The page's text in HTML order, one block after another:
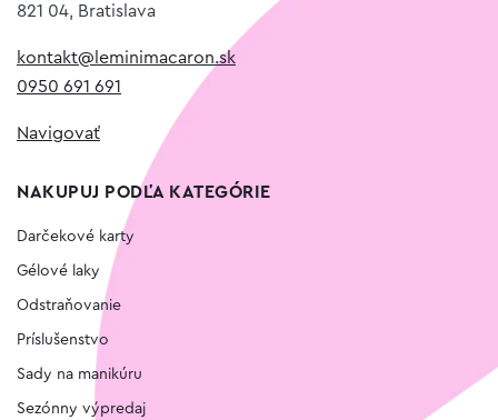
821 04, Bratislava
kontakt@leminimacaron.sk
0950 691 691
Navigovať
NAKUPUJ PODĽA KATEGÓRIE
Darčekové karty
Gélové laky
Odstraňovanie
Príslušenstvo
Sady na manikúru
Sezónny výpredaj